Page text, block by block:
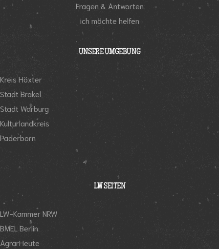
Fragen & Antworten
ich möchte helfen
UNSERE UMGEBUNG
Kreis Höxter
Stadt Brakel
Stadt Warburg
Kulturlandkreis
Paderborn
LW SEITEN
LW-Kammer NRW
BMEL Berlin
AgrarHeute